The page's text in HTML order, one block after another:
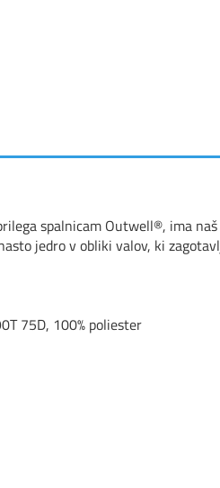
spalnicam Outwell®, ima na
jedro v obliki valov, ki
75D, 100% poliester